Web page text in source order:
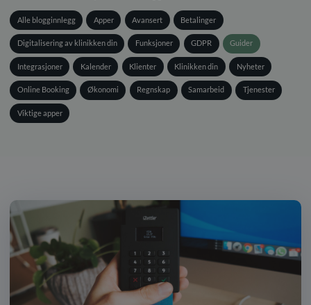
Alle blogginnlegg Apper Avansert Betalinger
Digitalisering av klinikken din Funksjoner GDPR Guider
Integrasjoner Kalender Klienter Klinikken din Nyheter
Online Booking Økonomi Regnskap Samarbeid Tjenester
Viktige apper